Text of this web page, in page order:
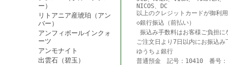
ー）
リトアニア産琥珀（アン
バー）
アンフィボールインクォ
ーツ
アンモナイト
出雲石（碧玉）
NICOS、DC
以上のクレジットカードが御利
◇銀行振込（前払い）
振込み手数料はお客様ご負担に
ご注文日より7日以内にお振込み
ゆうちょ銀行
普通預金 記号：10410 番号：